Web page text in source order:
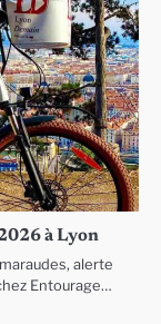
à Lyon
alerte
Entourage…